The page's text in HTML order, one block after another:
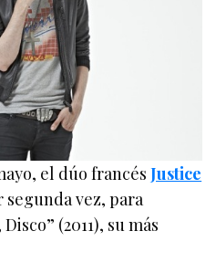
el dúo francésJustice
vez, para
(2011), su más